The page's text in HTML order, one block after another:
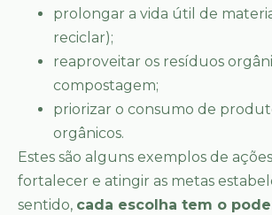
prolongar a vida útil de
reciclar);
reaproveitar os resíduos
compostagem;
priorizar o consumo de
orgânicos.
Estes são alguns exemplos de
fortalecer e atingir as metas
sentido, cada escolha tem o